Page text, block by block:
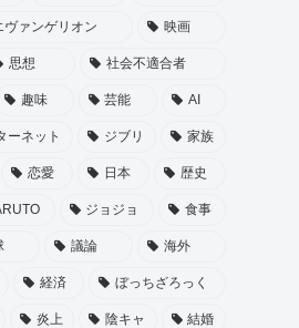
ヴァンゲリオン 映画
思想 社会不適合者
趣味 芸能 AI
ーネット ジブリ 家族
恋愛 日本 歴史
ジョジョ 食事
議論 海外
経済 ぼっちざろっく
炎上 陰キャ 結婚